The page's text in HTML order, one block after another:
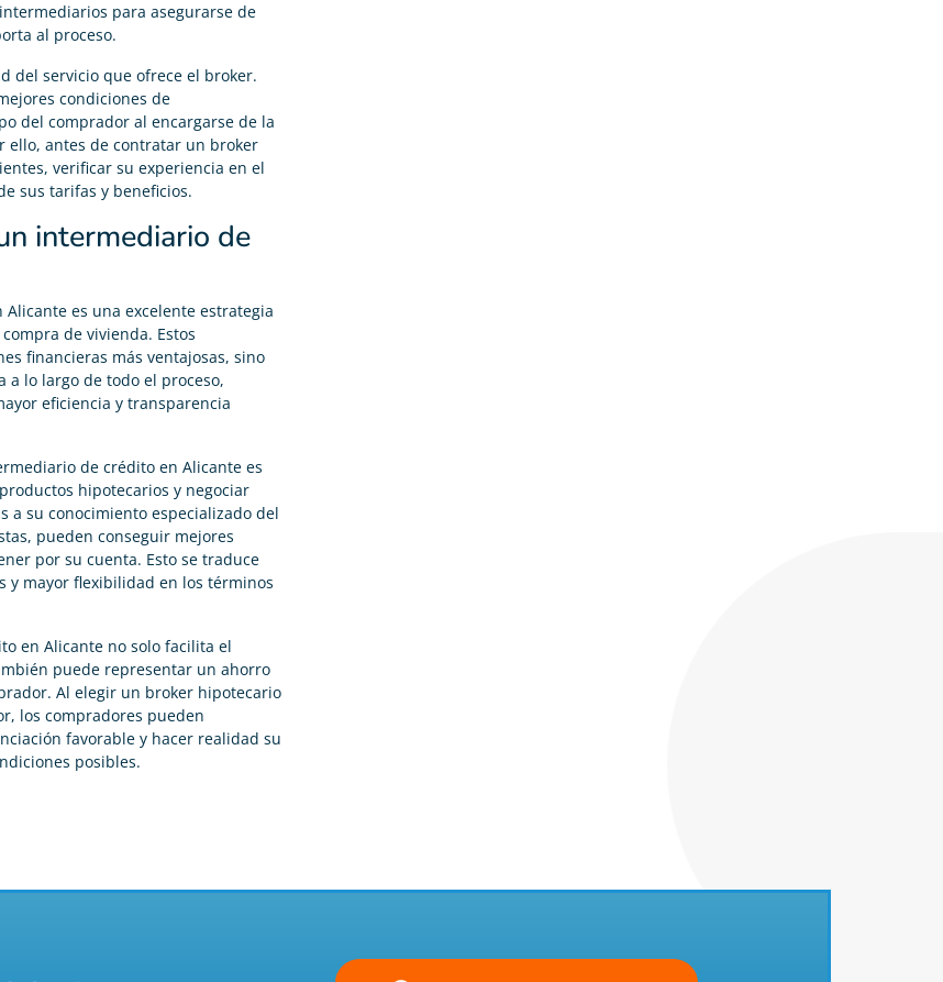
para asegurarse de
al proceso.
del servicio que ofrece el broker.
condiciones de
del comprador al encargarse de la
ello, antes de contratar un broker
verificar su experiencia en el
sus tarifas y beneficios.
intermediario de
es una excelente estrategia
de vivienda. Estos
financieras más ventajosas, sino
lo largo de todo el proceso,
eficiencia y transparencia
de crédito en Alicante es
hipotecarios y negociar
a su conocimiento especializado del
pueden conseguir mejores
por su cuenta. Esto se traduce
y mayor flexibilidad en los términos
en Alicante no solo facilita el
puede representar un ahorro
Al elegir un broker hipotecario
los compradores pueden
favorable y hacer realidad su
posibles.